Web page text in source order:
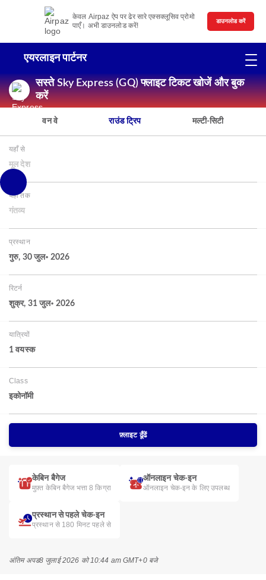
केवल Airpaz ऐप पर ढेर सारे एक्सक्लूसिव प्रोमो
पाएँ। अभी डाउनलोड करें!
डाउनलोड करें
एयरलाइन पार्टनर
सस्ते Sky Express (GQ) फ्लाइट टिकट खोजें और बुक
करें
वन वे राउंड ट्रिप मल्टी-सिटी
यहाँ से
मूल देश
यहाँ तक
गंतव्य
प्रस्थान
गुरु, 30 जुल॰ 2026
रिटर्न
शुक्र, 31 जुल॰ 2026
यात्रियों
1 वयस्‍क
Class
इकोनॉमी
फ़्लाइट ढूँढें
केबिन बैगेज
मुफ़्त केबिन बैगेज भत्ता 8 किग्रा
ऑनलाइन चेक-इन
ऑनलाइन चेक-इन के लिए उपलब्ध
प्रस्थान से पहले चेक-इन
प्रस्थान से 180 मिनट पहले से
अंतिम अपड8 जुलाई 2026 को 10:44 am GMT+0 बजे